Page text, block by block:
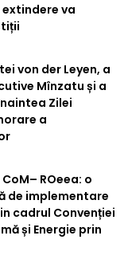
va
von der Leyen, a
Mînzatu și a
Zilei
a
ROeea: o
de implementare
cadrul Convenției
și Energie prin